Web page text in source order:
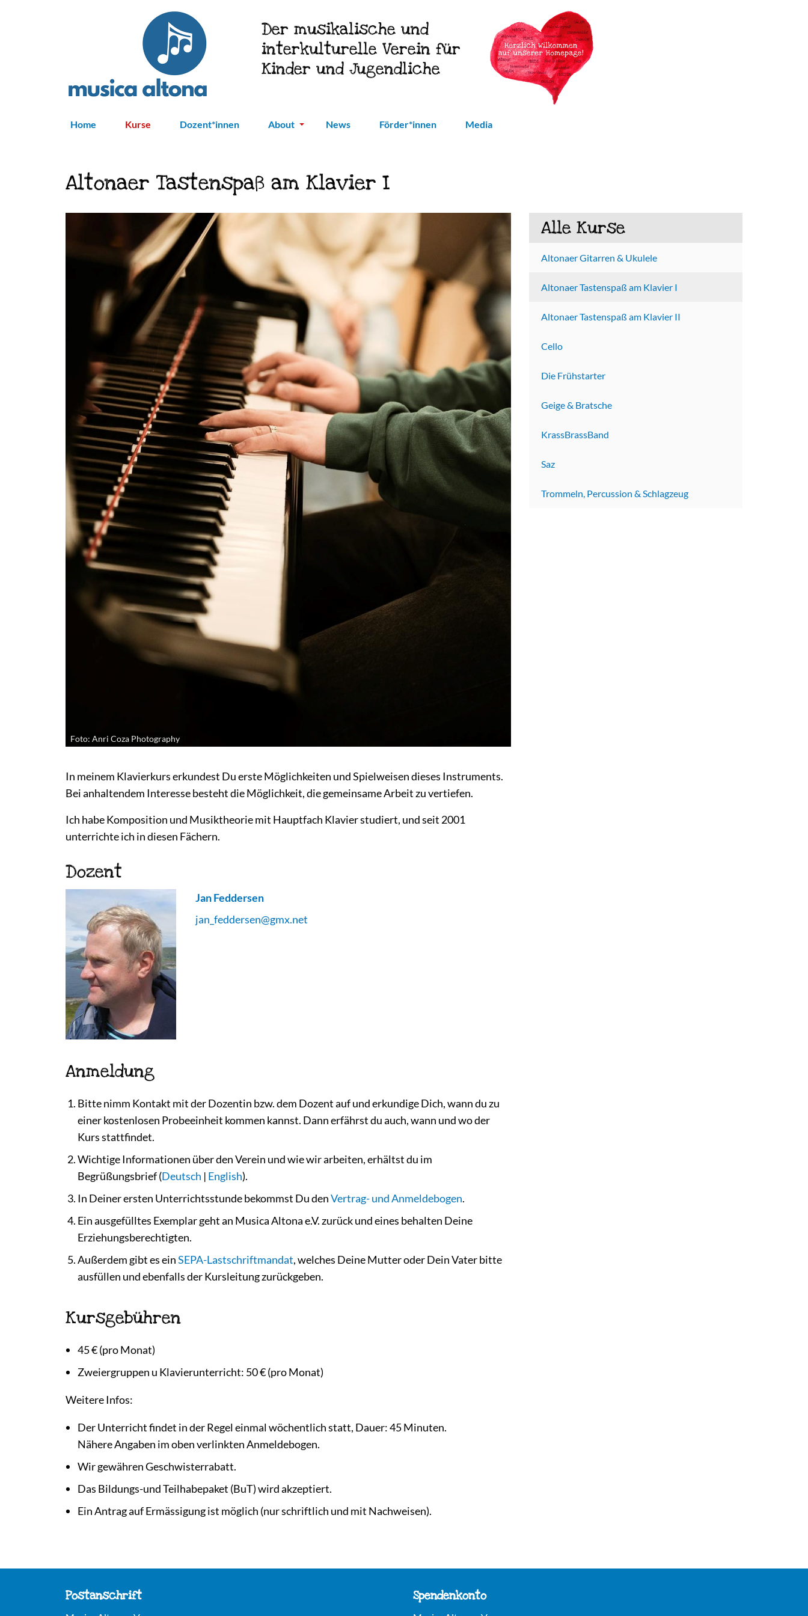
Der musikalische und
interkulturelle Verein für
Kinder und Jugendliche
Home Kurse Dozent*innen About News Förder*innen Media
Altonaer Tastenspaß am Klavier I
Foto: Anri Coza Photography
In meinem Klavierkurs erkundest Du erste Möglichkeiten und Spielweisen dieses Instruments.
Bei anhaltendem Interesse besteht die Möglichkeit, die gemeinsame Arbeit zu vertiefen.
Ich habe Komposition und Musiktheorie mit Hauptfach Klavier studiert, und seit 2001
unterrichte ich in diesen Fächern.
Dozent
Jan Feddersen
jan_feddersen@gmx.net
Anmeldung
Bitte nimm Kontakt mit der Dozentin bzw. dem Dozent auf und erkundige Dich, wann du zu
einer kostenlosen Probeeinheit kommen kannst. Dann erfährst du auch, wann und wo der
Kurs stattfindet.
Wichtige Informationen über den Verein und wie wir arbeiten, erhältst du im
Begrüßungsbrief (Deutsch | English).
In Deiner ersten Unterrichtsstunde bekommst Du denVertrag- und Anmeldebogen.
Ein ausgefülltes Exemplar geht an Musica Altona e.V. zurück und eines behalten Deine
Erziehungsberechtigten.
Außerdem gibt es einSEPA-Lastschriftmandat, welches Deine Mutter oder Dein Vater bitte
ausfüllen und ebenfalls der Kursleitung zurückgeben.
Kursgebühren
45 € (pro Monat)
Zweiergruppen u Klavierunterricht: 50 € (pro Monat)
Weitere Infos:
Der Unterricht findet in der Regel einmal wöchentlich statt, Dauer: 45 Minuten.
Nähere Angaben im oben verlinkten Anmeldebogen.
Wir gewähren Geschwisterrabatt.
Das Bildungs-und Teilhabepaket (BuT) wird akzeptiert.
Ein Antrag auf Ermässigung ist möglich (nur schriftlich und mit Nachweisen).
Alle Kurse
Altonaer Gitarren & Ukulele
Altonaer Tastenspaß am Klavier I
Altonaer Tastenspaß am Klavier II
Cello
Die Frühstarter
Geige & Bratsche
KrassBrassBand
Saz
Trommeln, Percussion & Schlagzeug
Postanschrift Spendenkonto